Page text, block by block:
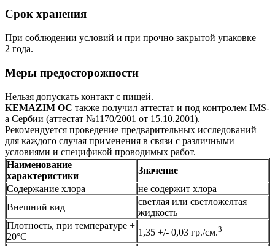
Срок хранения
При соблюдении условий и при прочно закрытой упаковке —
2 года.
Меры предосторожности
Нельзя допускать контакт с пищей.
КEMAZIM OC также получил аттестат и под контролем IMS-
а Сербии (аттестат №1170/2001 от 15.10.2001).
Рекомендуется проведение предварительных исследований
для каждого случая применения в связи с различными
условиями и спецификой проводимых работ.
Наименование
характеристики
Значение
Содержание хлора
не содержит хлора
Внешний вид
светлая или светложелтая
жидкость
Плотность, при температуре +
20°С
1,35 +/- 0,03 гр./см.3